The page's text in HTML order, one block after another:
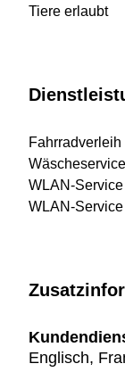
Tiere erlaubt
Fahrradverleih
Wäscheservice
WLAN-Service
WLAN-Service
Englisch,